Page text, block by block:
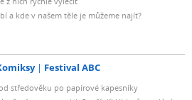
a kde v našem těle je můžeme najít?
Festival ABC
středověku po papírové kapesníky